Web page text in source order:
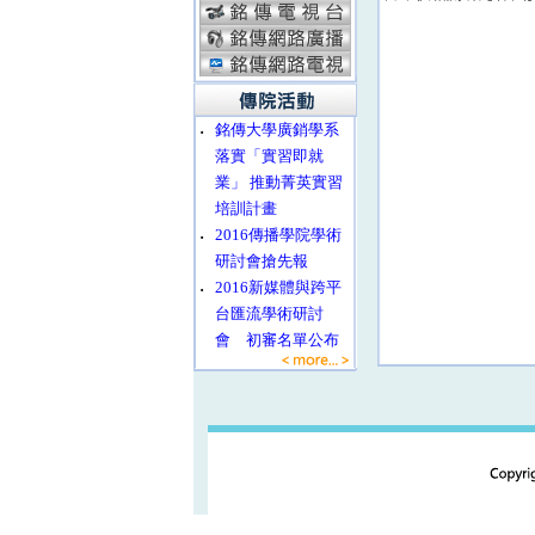
‧
銘傳大學廣銷學系
落實「實習即就
業」 推動菁英實習
培訓計畫
‧
2016傳播學院學術
研討會搶先報
‧
2016新媒體與跨平
台匯流學術研討
會 初審名單公布